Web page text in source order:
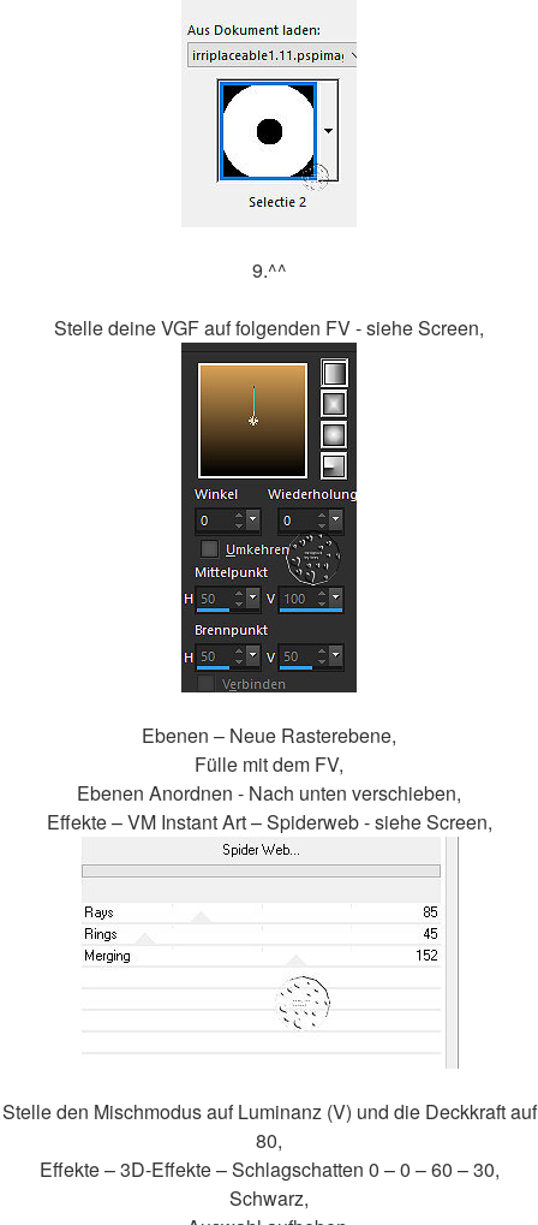
9.^^
Stelle deine VGF auf folgenden FV - siehe Screen,
Ebenen – Neue Rasterebene,
Fülle mit dem FV,
Ebenen Anordnen - Nach unten verschieben,
Effekte – VM Instant Art – Spiderweb - siehe Screen,
Stelle den Mischmodus auf Luminanz (V) und die Deckkraft auf
80,
Effekte – 3D-Effekte – Schlagschatten 0 – 0 – 60 – 30,
Schwarz,